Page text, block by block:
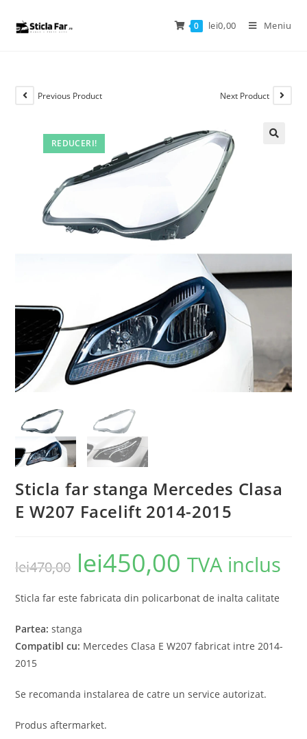
0 lei0,00 Meniu
REDUCERI!
Previous Product Next Product
Sticla far stanga Mercedes Clasa
E W207 Facelift 2014-2015
lei470,00 lei450,00 TVA inclus
Sticla far este fabricata din policarbonat de inalta calitate
Partea: stanga
Compatibl cu: Mercedes Clasa E W207 fabricat intre 2014-
2015
Se recomanda instalarea de catre un service autorizat.
Produs aftermarket.